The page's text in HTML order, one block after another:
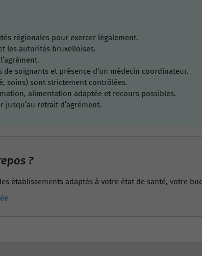
régionales pour exercer légalement.
les autorités bruxelloises.
soignants et présence d’un médecin coordinateur.
soins) sont strictement contrôlées.
alimentation adaptée et recours possibles.
retrait d’agrément.
?
établissements adaptés à votre état de santé, votre